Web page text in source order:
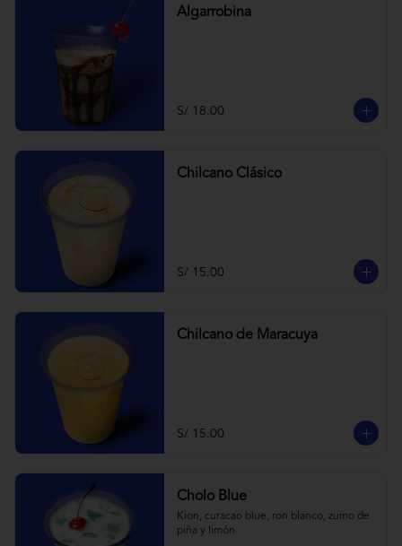
Algarrobina
S/ 18.00
Chilcano Clásico
S/ 15.00
Chilcano de Maracuya
S/ 15.00
Cholo Blue
Kion, curacao blue, ron blanco, zumo de
piña y limón